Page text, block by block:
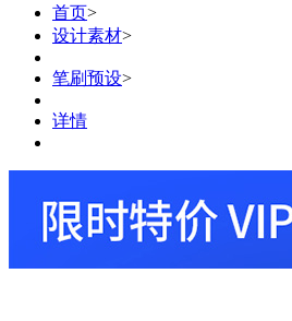
首页>
设计素材>
笔刷预设>
详情